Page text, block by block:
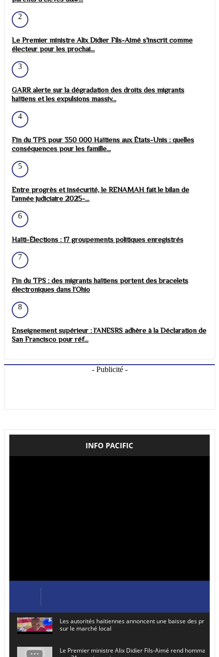
2
Le Premier ministre Alix Didier Fils-Aimé s'inscrit comme
électeur pour les prochai...
3
GARR alerte sur la dégradation des droits des migrants
haïtiens et les expulsions massiv...
4
Fin du TPS pour 350 000 Haïtiens aux États-Unis : quelles
conséquences pour les famille...
5
Entre progrès et insécurité, le RENAMAH fait le bilan de
l'année judiciaire 2025-...
6
Haïti-Élections : 17 groupements politiques enregistrés
7
Fin du TPS : des migrants haïtiens portent des bracelets
électroniques dans l’Ohio
8
Enseignement supérieur : l’ANESRS adhère à la Déclaration de
San Francisco pour réf...
- Publicité -
INFO PACIFIC
Les autorités haïtiennes annoncent une baisse des prix
sur le marché local
Le Premier ministre Alix Didier Fils-Aimé rend hommage à